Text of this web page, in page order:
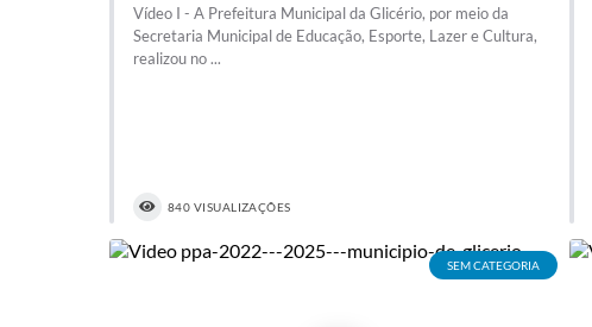
Vídeo I - A Prefeitura Municipal da Glicério, por meio da
Secretaria Municipal de Educação, Esporte, Lazer e Cultura,
realizou no ...
840 VISUALIZAÇÕES
SEM CATEGORIA